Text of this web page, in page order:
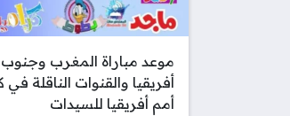
موعد مباراة المغرب وجنوب
أفريقيا والقنوات الناقلة
أمم أفريقيا للسيدات